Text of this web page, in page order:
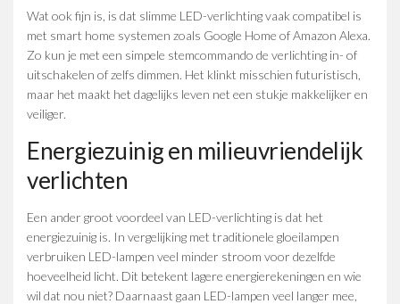
Wat ook fijn is, is dat slimme LED-verlichting vaak compatibel is
met smart home systemen zoals Google Home of Amazon Alexa.
Zo kun je met een simpele stemcommando de verlichting in- of
uitschakelen of zelfs dimmen. Het klinkt misschien futuristisch,
maar het maakt het dagelijks leven net een stukje makkelijker en
veiliger.
Energiezuinig en milieuvriendelijk
verlichten
Een ander groot voordeel van LED-verlichting is dat het
energiezuinig is. In vergelijking met traditionele gloeilampen
verbruiken LED-lampen veel minder stroom voor dezelfde
hoeveelheid licht. Dit betekent lagere energierekeningen en wie
wil dat nou niet? Daarnaast gaan LED-lampen veel langer mee,